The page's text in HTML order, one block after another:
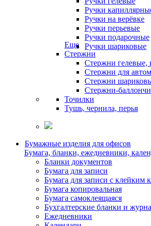
Ручки
Ручки на верёвке
Ручки перьевые
Ручки подарочные
Ручки шариковые
Еще
Стержни
Стержни гелевые,
Стержни для
Стержни
Стержни-
Точилки
Тушь, чернила, перья
Бумажные изделия для офисов
Бумага, бланки, ежедневники,
Бланки документов
Бумага для записи
Бумага для записи с клейким
Бумага копировальная
Бумага самоклеящаяся
Бухгалтерские бланки и
Ежедневники